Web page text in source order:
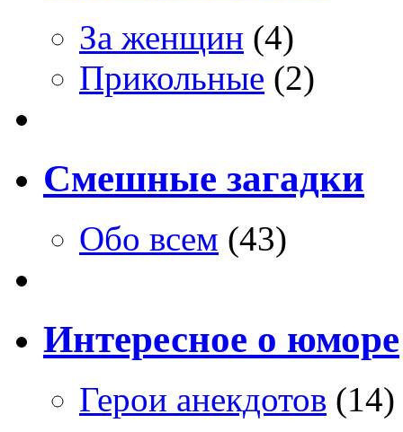
За женщин (4)
Прикольные (2)
Смешные загадки
Обо всем (43)
Интересное о юморе
Герои анекдотов (14)